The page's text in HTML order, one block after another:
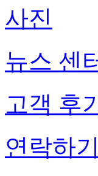
사진
뉴스 센
고객 후
연락하기